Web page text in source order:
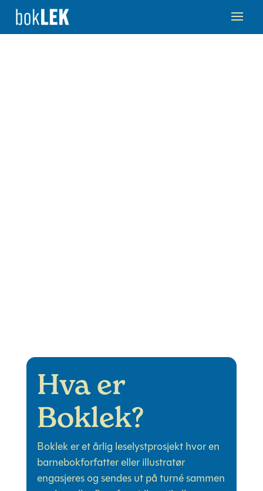
Hva er
Boklek?
Boklek er et årlig leselystprosjekt hvor en
barnebokforfatter eller illustratør
engasjeres og sendes ut på turné sammen